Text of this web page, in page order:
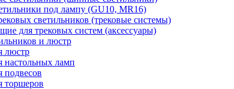
под лампу (GU10, MR16)
светильников (трековые системы)
для трековых систем (аксессуары)
и люстр
люстр
настольных ламп
подвесов
торшеров